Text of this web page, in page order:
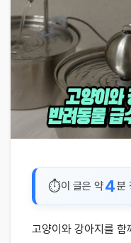
이 글은 약4분
고양이와 강아지를 함